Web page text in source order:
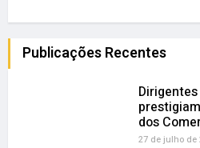
Publicações Recentes
dos
27 de julho de